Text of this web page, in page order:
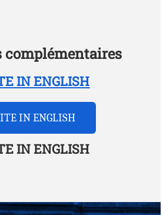
IN ENGLISH
IN ENGLISH
IN ENGLISH